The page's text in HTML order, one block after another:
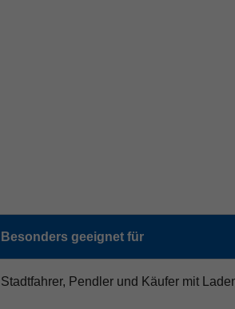
Besonders geeignet für
Stadtfahrer, Pendler und Käufer mit